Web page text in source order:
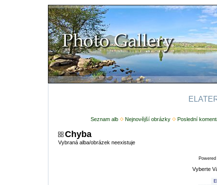
Seznam alb Nejnovější obrázky Poslední
Chyba
Vybraná alba/obrázek neexistuje
Vyberte